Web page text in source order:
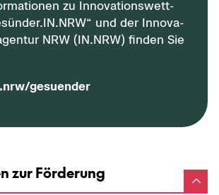
zu In­no­va­ti­ons­wett­
und der In­no­va­
NRW (IN.NRW) fin­den Sie
ge­su­en­der
zur Förderung